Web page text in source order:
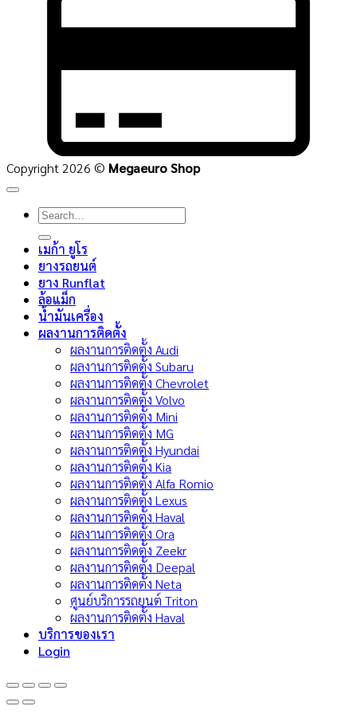
Copyright 2026 © Megaeuro Shop
Search
เมก้า ยูโร
ยางรถยนต์
ยาง Runflat
ล้อแม็ก
น้ำมันเครื่อง
ผลงานการติดตั้ง
ผลงานการติดตั้ง Audi
ผลงานการติดตั้ง Subaru
ผลงานการติดตั้ง Chevrolet
ผลงานการติดตั้ง Volvo
ผลงานการติดตั้ง Mini
ผลงานการติดตั้ง MG
ผลงานการติดตั้ง Hyundai
ผลงานการติดตั้ง Kia
ผลงานการติดตั้ง Alfa Romio
ผลงานการติดตั้ง Lexus
ผลงานการติดตั้ง Haval
ผลงานการติดตั้ง Ora
ผลงานการติดตั้ง Zeekr
ผลงานการติดตั้ง Deepal
ผลงานการติดตั้ง Neta
ศูนย์บริการรถยนต์ Triton
ผลงานการติดตั้ง Haval
บริการของเรา
Login